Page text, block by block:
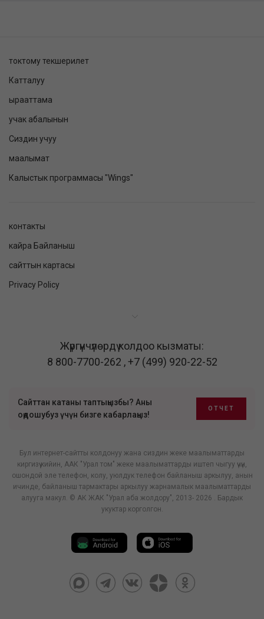
токтому текшерилет
Катталуу
ырааттама
учак абалынын
Сиздин учуу
маалымат
Калыстык программасы "Wings"
контакты
кайра Байланыш
сайттын картасы
Privacy Policy
Жүргүнчүлөрдү колдоо кызматы:
8 800-7700-262 ,+7 (499) 920-22-52
Сайттан катаны таптыңызбы? Аны
оңдошубуз үчүн бизге кабарлаңыз!
ОТЧЕТ
Бул интернет-сайтты колдонуу жана сиздин жеке маалыматтарды
киргизүү кийин, ААК "Урал том" жеке маалыматтарды иштеп чыгуу үчүн,
ошондой эле телефон, колу, уюлдук телефон байланыш аркылуу, анын
ичинде, байланыш тармактары аркылуу жарнамалык маалыматтарды
алууга макул. © АК ЖАК "Урал аба жолдору", 2013- 2026 . Бардык
укуктар корголгон.